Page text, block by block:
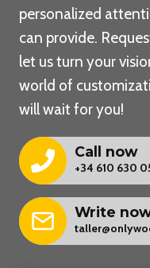
personalized
can provide.
let us turn your
world of
will wait for you!
Call now
+34 610 630
Write